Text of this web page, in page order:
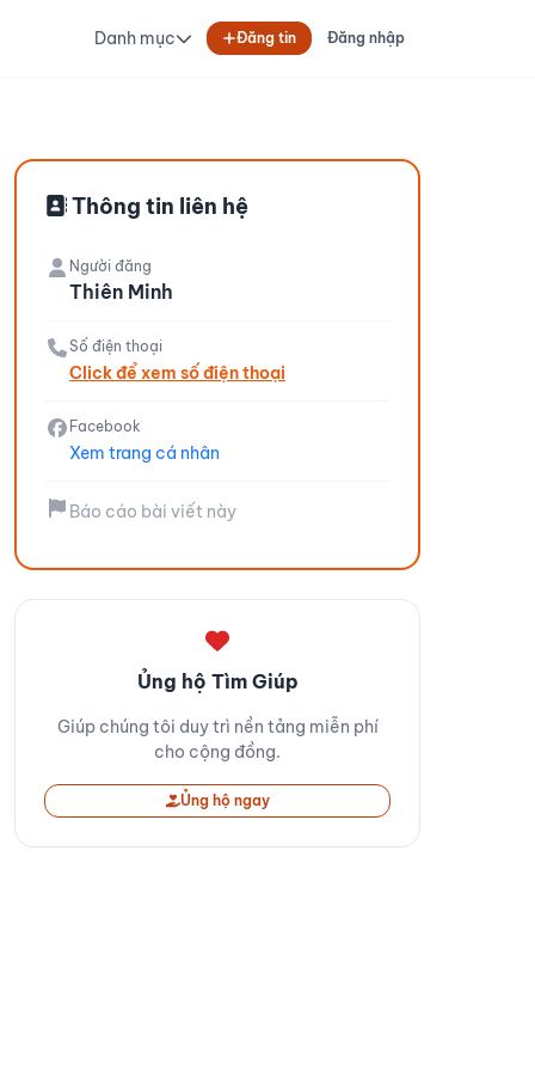
Danh mục Đăng tin Đăng nhập
Thông tin liên hệ
Người đăng
Thiên Minh
Số điện thoại
Click để xem số điện thoại
Facebook
Xem trang cá nhân
Báo cáo bài viết này
Ủng hộ Tìm Giúp
Giúp chúng tôi duy trì nền tảng miễn phí
cho cộng đồng.
Ủng hộ ngay